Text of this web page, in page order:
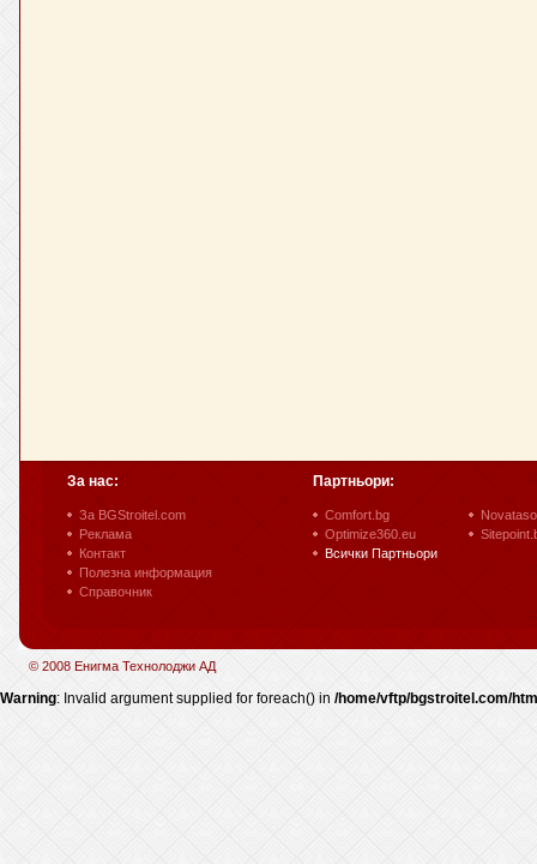
За нас:
За BGStroitel.com
Реклама
Контакт
Полезна информация
Справочник
Партньори:
Comfort.bg
Optimize360.eu
Всички Партньори
© 2008 Енигма Технолоджи АД
Warning: Invalid argument supplied for foreach() in /home/vftp/bgstroitel.com/